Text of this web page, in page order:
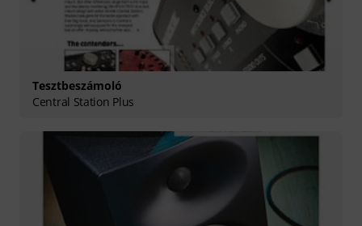
Tesztbeszámoló
Central Station Plus